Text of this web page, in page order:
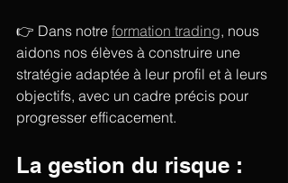
👉 Dans notre formation trading, nous
aidons nos élèves à construire une
stratégie adaptée à leur profil et à leurs
objectifs, avec un cadre précis pour
progresser efficacement.
La gestion du risque :